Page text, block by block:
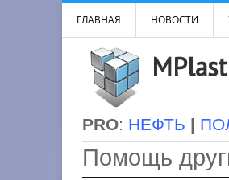
ГЛАВНАЯ НОВОСТИ
PRO: НЕФТЬ |
Помощь